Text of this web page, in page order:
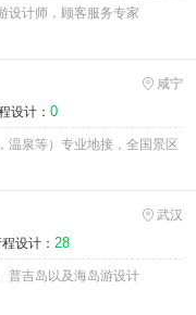
设计师，顾客服务专家
咸宁
设计： 0
温泉等）专业地接，全国景区
武汉
设计： 28
普吉岛以及海岛游设计